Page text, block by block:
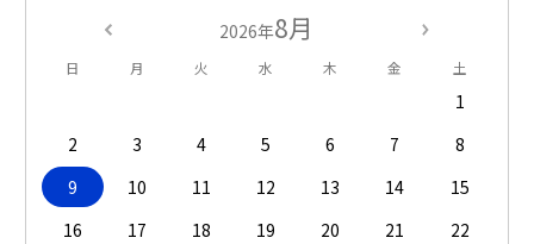
2026年8月
日 月 火 水 木 金 土
1
2
3 4 5 6 7
8
9
10 11 12 13 14
15
16
17 18 19 20 21
22